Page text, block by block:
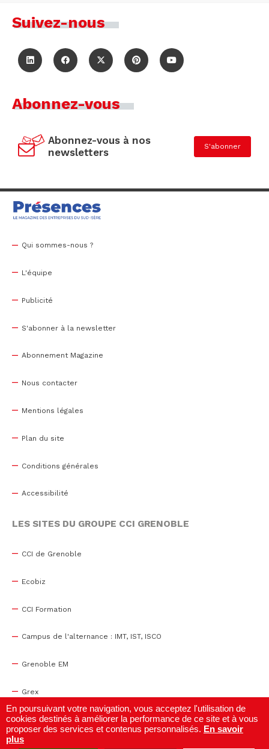
Suivez-nous
Abonnez-vous
Abonnez-vous à nos
newsletters
S'abonner
Qui sommes-nous ?
L'équipe
Publicité
S'abonner à la newsletter
Abonnement Magazine
Nous contacter
Mentions légales
Plan du site
Conditions générales
Accessibilité
LES SITES DU GROUPE CCI GRENOBLE
CCI de Grenoble
Ecobiz
CCI Formation
Campus de l'alternance : IMT, IST, ISCO
Grenoble EM
Grex
WTC Grenoble
Centre de congrès
En poursuivant votre navigation, vous acceptez l'utilisation de
cookies destinés à améliorer la performance de ce site et à vous
proposer des services et contenus personnalisés. En savoir
plus